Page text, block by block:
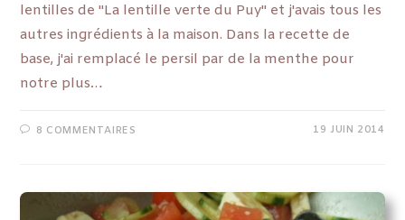
lentilles de "La lentille verte du Puy" et j'avais tous les
autres ingrédients à la maison. Dans la recette de
base, j'ai remplacé le persil par de la menthe pour
notre plus…
8 COMMENTAIRES 19 JUIN 2014